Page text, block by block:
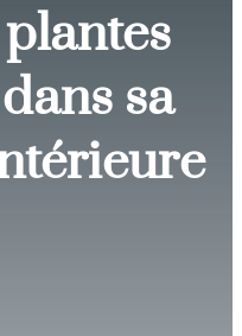
sa